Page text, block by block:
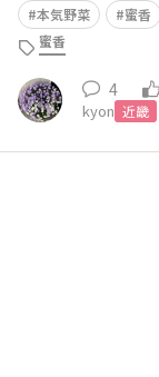
本気野菜 蜜香
蜜香
4
kyon 近畿